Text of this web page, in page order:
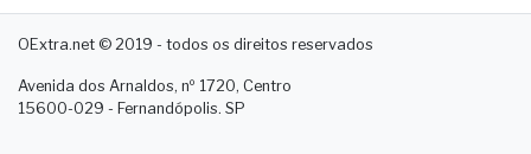
OExtra.net © 2019 - todos os direitos reservados
Avenida dos Arnaldos, nº 1720, Centro
15600-029 - Fernandópolis. SP